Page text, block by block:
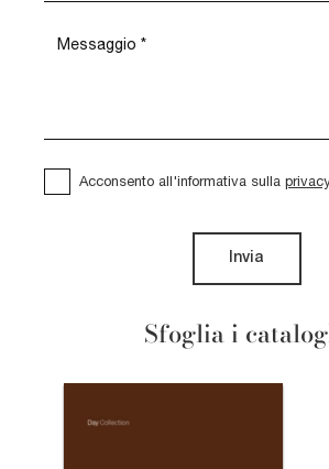
Sfoglia i
Acconsento all'informativa sulla
Invia